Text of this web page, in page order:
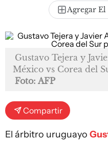
Agregar
Gustavo Tejera y
México vs Corea del
Foto: AFP
Compartir
El árbitro uruguayo